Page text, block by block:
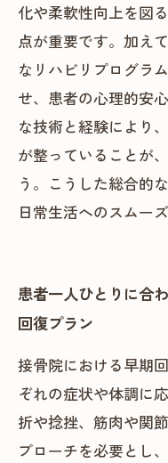
化や柔軟性向上を図
点が重要です。加え
なリハビリプログラ
せ、患者の心理的安
な技術と経験により
が整っていることが
う。こうした総合的
日常生活へのスムー
患者一人ひとりに合
回復プラン
接骨院における早期
ぞれの症状や体調に
折や捻挫、筋肉や関
プローチを必要とし